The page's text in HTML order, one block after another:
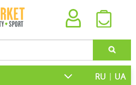
RU | UA